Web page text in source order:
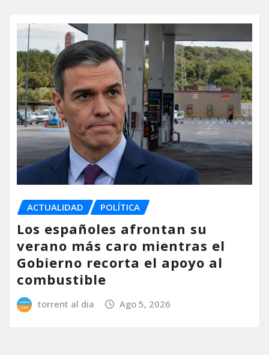
ACTUALIDAD POLÍTICA
Los españoles afrontan su
verano más caro mientras el
Gobierno recorta el apoyo al
combustible
torrent al dia Ago 5, 2026